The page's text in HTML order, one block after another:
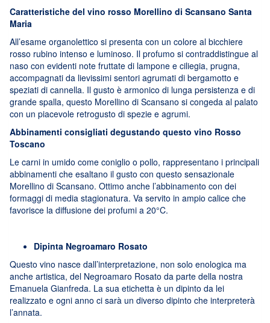
Caratteristiche del vino rosso Morellino di Scansano Santa
Maria
All’esame organolettico si presenta con un colore al bicchiere
rosso rubino intenso e luminoso. Il profumo si contraddistingue al
naso con evidenti note fruttate di lampone e ciliegia, prugna,
accompagnati da lievissimi sentori agrumati di bergamotto e
speziati di cannella. Il gusto è armonico di lunga persistenza e di
grande spalla, questo Morellino di Scansano si congeda al palato
con un piacevole retrogusto di spezie e agrumi.
Abbinamenti consigliati degustando questo vino Rosso
Toscano
Le carni in umido come coniglio o pollo, rappresentano i principali
abbinamenti che esaltano il gusto con questo sensazionale
Morellino di Scansano. Ottimo anche l’abbinamento con dei
formaggi di media stagionatura. Va servito in ampio calice che
favorisce la diffusione dei profumi a 20°C.
Dipinta Negroamaro Rosato
Questo vino nasce dall’interpretazione, non solo enologica ma
anche artistica, del Negroamaro Rosato da parte della nostra
Emanuela Gianfreda. La sua etichetta è un dipinto da lei
realizzato e ogni anno ci sarà un diverso dipinto che interpreterà
l’annata.